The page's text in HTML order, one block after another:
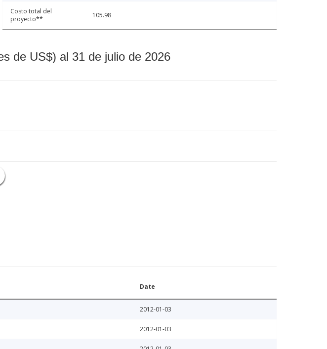
Costo total del
proyecto**
105.98
de US$) al 31 de julio de 2026
Date
2012-01-03
2012-01-03